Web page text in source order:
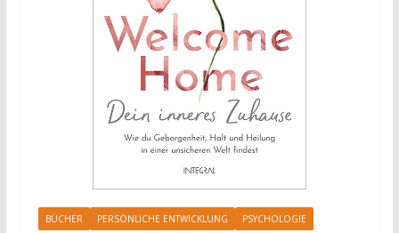
BÜCHER PERSÖNLICHE ENTWICKLUNG PSYCHOLOGIE